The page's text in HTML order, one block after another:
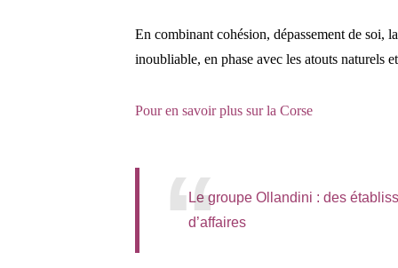
En combinant cohésion, dépassement de soi,
inoubliable, en phase avec les atouts naturels
Pour en savoir plus sur la Corse
Le groupe Ollandini : des
d’affaires